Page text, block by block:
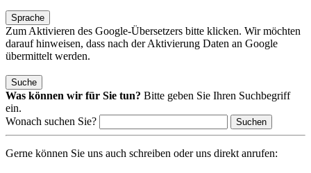
Sprache
Zum Aktivieren des Google-Übersetzers bitte klicken. Wir möchten
darauf hinweisen, dass nach der Aktivierung Daten an Google
übermittelt werden.
Suche
Was können wir für Sie tun? Bitte geben Sie Ihren Suchbegriff
ein.
Wonach suchen Sie?
Suchen
Gerne können Sie uns auch schreiben oder uns direkt anrufen: